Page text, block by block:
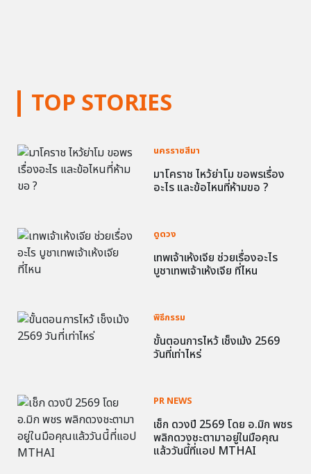
TOP STORIES
นครราชสีมา
มาโคราช ไหว้ย่าโม ขอพรเรื่อง
อะไร และข้อไหนที่ห้ามขอ ?
ดูดวง
เทพเจ้าเห้งเจีย ช่วยเรื่องอะไร
บูชาเทพเจ้าเห้งเจีย ที่ไหน
พิธีกรรม
ขั้นตอนการไหว้ เช็งเม้ง 2569
วันที่เท่าไหร่
PR NEWS
เช็ก ดวงปี 2569 โดย อ.มิก พชร
พลิกดวงชะตามาอยู่ในมือคุณ
แล้ววันนี้ที่แอป MTHAI